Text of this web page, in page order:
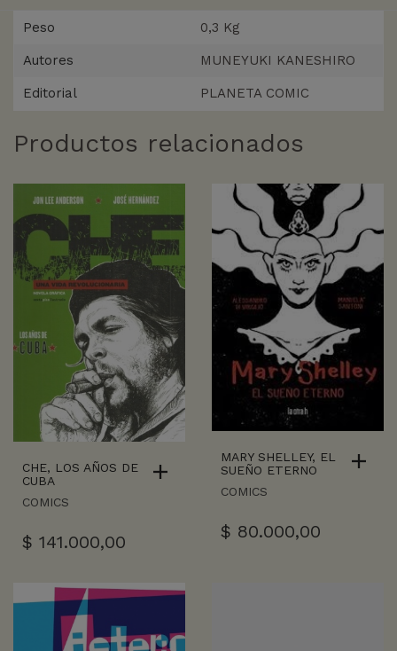
Peso 0,3 Kg
Autores MUNEYUKI KANESHIRO
Editorial PLANETA COMIC
Productos relacionados
CHE, LOS AÑOS DE
CUBA
COMICS
$ 141.000,00
MARY SHELLEY, EL
SUEÑO ETERNO
COMICS
$ 80.000,00